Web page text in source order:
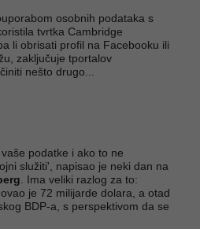
osobnih podataka s
tvrtka Cambridge
li obrisati profil na Facebooku ili
zaključuje tportalov
nešto drugo...
podatke i ako to ne
služiti', napisao je neki dan na
. Ima veliki razlog za to:
je 72 milijarde dolara, a otad
BDP-a, s perspektivom da se